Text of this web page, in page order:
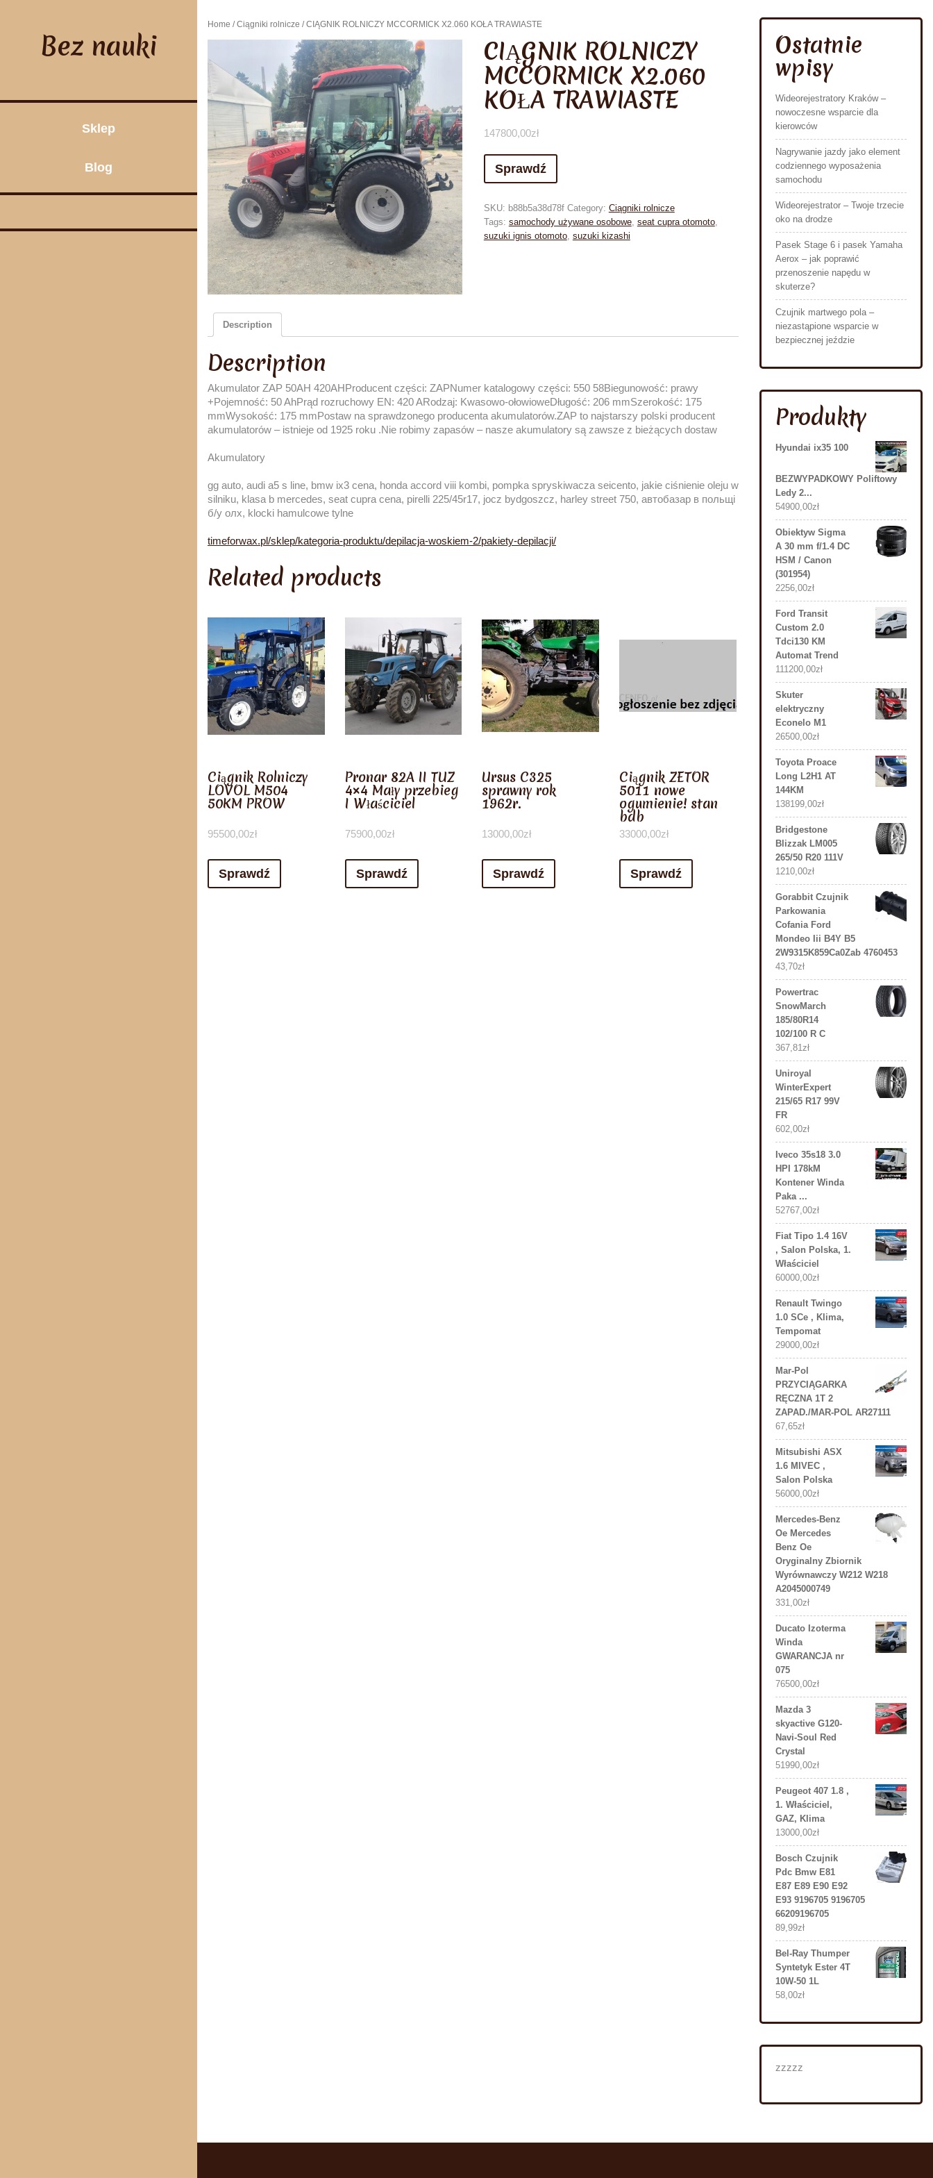
Bez nauki
Sklep
Blog
Home /Ciągniki rolnicze / CIĄGNIK ROLNICZY MCCORMICK X2.060 KOŁA TRAWIASTE
CIĄGNIK ROLNICZY
MCCORMICK X2.060
KOŁA TRAWIASTE
147800,00zł
Sprawdź
SKU: b88b5a38d78f Category: Ciągniki rolnicze
Tags: samochody używane osobowe, seat cupra otomoto,
suzuki ignis otomoto, suzuki kizashi
Description
Description
Akumulator ZAP 50AH 420AHProducent części: ZAPNumer katalogowy części: 550 58Biegunowość: prawy
+Pojemność: 50 AhPrąd rozruchowy EN: 420 ARodzaj: Kwasowo-ołowioweDługość: 206 mmSzerokość: 175
mmWysokość: 175 mmPostaw na sprawdzonego producenta akumulatorów.ZAP to najstarszy polski producent
akumulatorów – istnieje od 1925 roku .Nie robimy zapasów – nasze akumulatory są zawsze z bieżących dostaw
Akumulatory
gg auto, audi a5 s line, bmw ix3 cena, honda accord viii kombi, pompka spryskiwacza seicento, jakie ciśnienie oleju w
silniku, klasa b mercedes, seat cupra cena, pirelli 225/45r17, jocz bydgoszcz, harley street 750, автобазар в польщі
б/у олх, klocki hamulcowe tylne
timeforwax.pl/sklep/kategoria-produktu/depilacja-woskiem-2/pakiety-depilacji/
Related products
Ciągnik Rolniczy
LOVOL M504
50KM PROW
95500,00zł
Sprawdź
Pronar 82A II TUZ
4×4 Mały przebieg
I Właściciel
75900,00zł
Sprawdź
Ursus C325
sprawny rok
1962r.
13000,00zł
Sprawdź
Ciągnik ZETOR
5011 nowe
ogumienie! stan
bdb
33000,00zł
Sprawdź
Ostatnie
wpisy
Wideorejestratory Kraków –
nowoczesne wsparcie dla
kierowców
Nagrywanie jazdy jako element
codziennego wyposażenia
samochodu
Wideorejestrator – Twoje trzecie
oko na drodze
Pasek Stage 6 i pasek Yamaha
Aerox – jak poprawić
przenoszenie napędu w
skuterze?
Czujnik martwego pola –
niezastąpione wsparcie w
bezpiecznej jeździe
Produkty
Hyundai ix35 100
BEZWYPADKOWY Poliftowy
Ledy 2...
54900,00zł
Obiektyw Sigma
A 30 mm f/1.4 DC
HSM / Canon
(301954)
2256,00zł
Ford Transit
Custom 2.0
Tdci130 KM
Automat Trend
111200,00zł
Skuter
elektryczny
Econelo M1
26500,00zł
Toyota Proace
Long L2H1 AT
144KM
138199,00zł
Bridgestone
Blizzak LM005
265/50 R20 111V
1210,00zł
Gorabbit Czujnik
Parkowania
Cofania Ford
Mondeo Iii B4Y B5
2W9315K859Ca0Zab 4760453
43,70zł
Powertrac
SnowMarch
185/80R14
102/100 R C
367,81zł
Uniroyal
WinterExpert
215/65 R17 99V
FR
602,00zł
Iveco 35s18 3.0
HPI 178kM
Kontener Winda
Paka ...
52767,00zł
Fiat Tipo 1.4 16V
, Salon Polska, 1.
Właściciel
60000,00zł
Renault Twingo
1.0 SCe , Klima,
Tempomat
29000,00zł
Mar-Pol
PRZYCIĄGARKA
RĘCZNA 1T 2
ZAPAD./MAR-POL AR27111
67,65zł
Mitsubishi ASX
1.6 MIVEC ,
Salon Polska
56000,00zł
Mercedes-Benz
Oe Mercedes
Benz Oe
Oryginalny Zbiornik
Wyrównawczy W212 W218
A2045000749
331,00zł
Ducato Izoterma
Winda
GWARANCJA nr
075
76500,00zł
Mazda 3
skyactive G120-
Navi-Soul Red
Crystal
51990,00zł
Peugeot 407 1.8 ,
1. Właściciel,
GAZ, Klima
13000,00zł
Bosch Czujnik
Pdc Bmw E81
E87 E89 E90 E92
E93 9196705 9196705
66209196705
89,99zł
Bel-Ray Thumper
Syntetyk Ester 4T
10W-50 1L
58,00zł
zzzzz